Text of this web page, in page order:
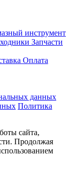
инструмент
Запчасти
Оплата
данных
Политика
сайта,
Продолжая